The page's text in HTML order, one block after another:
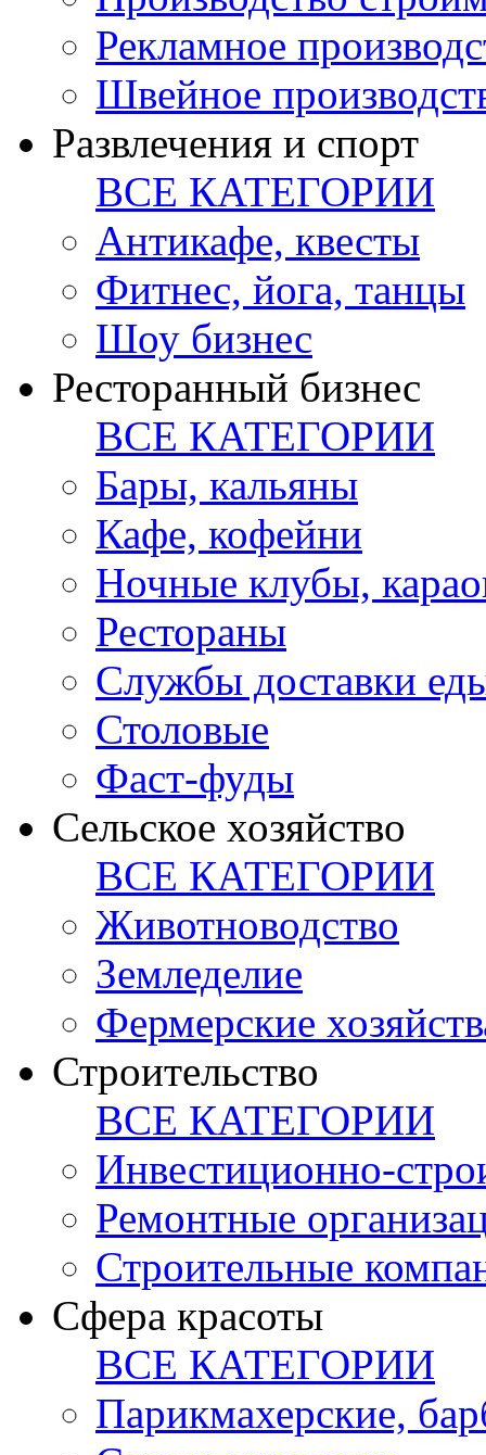
Рекламное
Швейное
Развлечения и спорт
ВСЕ КАТЕГОРИИ
Антикафе, квесты
Фитнес, йога, танцы
Шоу бизнес
Ресторанный бизнес
ВСЕ КАТЕГОРИИ
Бары, кальяны
Кафе, кофейни
Ночные клубы,
Рестораны
Службы доставки
Столовые
Фаст-фуды
Сельское хозяйство
ВСЕ КАТЕГОРИИ
Животноводство
Земледелие
Фермерские
Строительство
ВСЕ КАТЕГОРИИ
Инвестиционно-
Ремонтные
Строительные
Сфера красоты
ВСЕ КАТЕГОРИИ
Парикмахерские,